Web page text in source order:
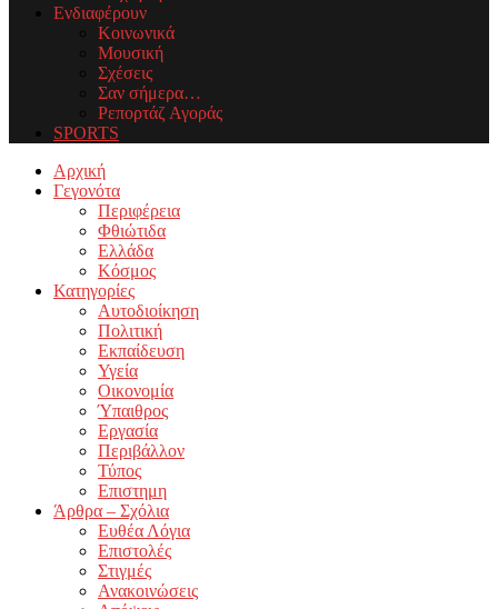
Ενδιαφέρουν
Κοινωνικά
Μουσική
Σχέσεις
Σαν σήμερα…
Ρεπορτάζ Αγοράς
SPORTS
Facebook
Twitter
Instagram
Youtube
Email
Αρχική
Γεγονότα
Περιφέρεια
Φθιώτιδα
Ελλάδα
Κόσμος
Κατηγορίες
Αυτοδιοίκηση
Πολιτική
Εκπαίδευση
Υγεία
Οικονομία
Ύπαιθρος
Εργασία
Περιβάλλον
Τύπος
Επιστημη
Άρθρα – Σχόλια
Ευθέα Λόγια
Επιστολές
Στιγμές
Ανακοινώσεις